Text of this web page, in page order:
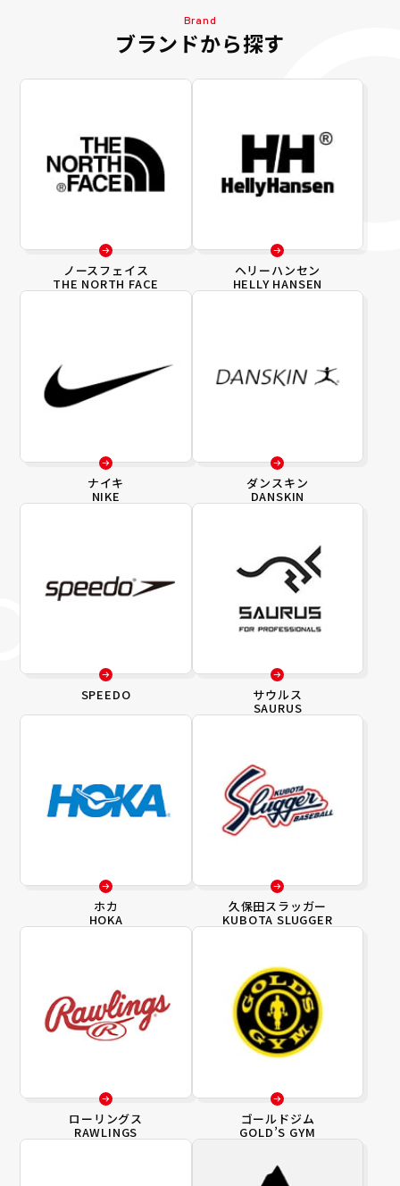
Brand
ブランドから探す
ノースフェイス
THE NORTH FACE
ヘリーハンセン
HELLY HANSEN
ナイキ
NIKE
ダンスキン
DANSKIN
SPEEDO サウルス
SAURUS
ホカ
HOKA
久保田スラッガー
KUBOTA SLUGGER
ローリングス
RAWLINGS
ゴールドジム
GOLD’S GYM